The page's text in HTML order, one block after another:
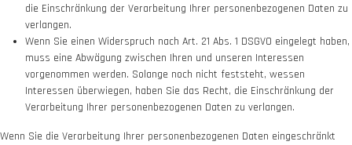
die Einschränkung der Verarbeitung Ihrer personenbezogenen Daten zu
verlangen.
Wenn Sie einen Widerspruch nach Art. 21 Abs. 1 DSGVO eingelegt haben,
muss eine Abwägung zwischen Ihren und unseren Interessen
vorgenommen werden. Solange noch nicht feststeht, wessen
Interessen überwiegen, haben Sie das Recht, die Einschränkung der
Verarbeitung Ihrer personenbezogenen Daten zu verlangen.
Wenn Sie die Verarbeitung Ihrer personenbezogenen Daten eingeschränkt